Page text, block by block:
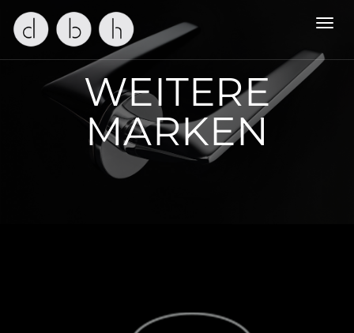
WEITERE
MARKEN